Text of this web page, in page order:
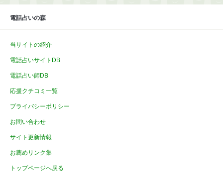
電話占いの森
当サイトの紹介
電話占いサイトDB
電話占い師DB
応援クチコミ一覧
プライバシーポリシー
お問い合わせ
サイト更新情報
お薦めリンク集
トップページへ戻る